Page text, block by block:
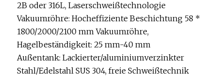
2B oder 316L, Laserschweißtechnologie
Vakuumröhre: Hocheffiziente Beschichtung 58 *
1800/2000/2100 mm Vakuumröhre,
Hagelbeständigkeit: 25 mm-40 mm
Außentank: Lackierter/aluminiumverzinkter
Stahl/Edelstahl SUS 304, freie Schweißtechnik